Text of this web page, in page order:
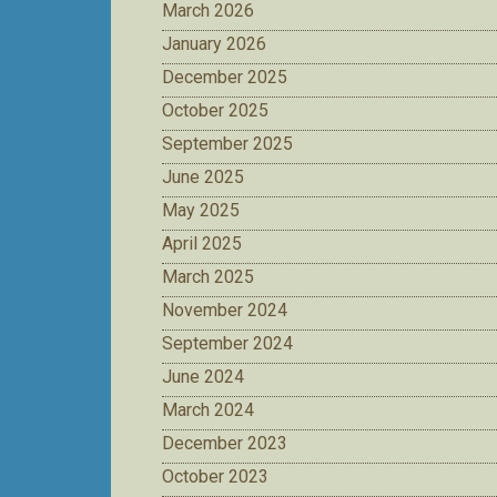
March 2026
January 2026
December 2025
October 2025
September 2025
June 2025
May 2025
April 2025
March 2025
November 2024
September 2024
June 2024
March 2024
December 2023
October 2023